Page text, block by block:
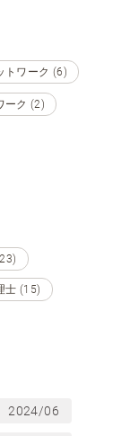
トワーク (6)
ーク (2)
士 (15)
2024/06